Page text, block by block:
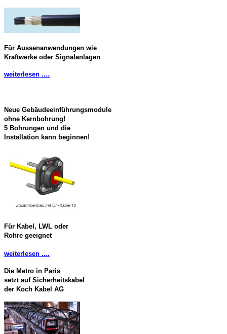
Für Aussenanwendungen wie
Kraftwerke oder Signalanlagen
weiterlesen ....
Neue Gebäudeeinführungsmodule
ohne Kernbohrung!
5 Bohrungen und die
Installation kann beginnen!
Für Kabel, LWL oder
Rohre geeignet
weiterlesen ....
Die Metro in Paris
setzt auf Sicherheitskabel
der Koch Kabel AG